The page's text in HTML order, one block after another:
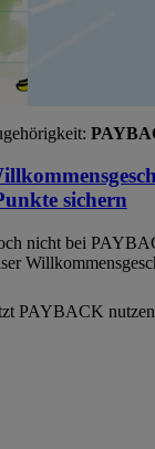
sichern
nicht bei
PAYBACK nutzen